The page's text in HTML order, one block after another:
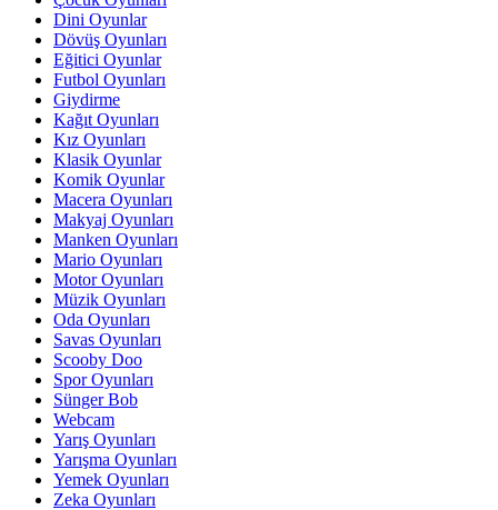
Dini Oyunlar
Dövüş Oyunları
Eğitici Oyunlar
Futbol Oyunları
Giydirme
Kağıt Oyunları
Kız Oyunları
Klasik Oyunlar
Komik Oyunlar
Macera Oyunları
Makyaj Oyunları
Manken Oyunları
Mario Oyunları
Motor Oyunları
Müzik Oyunları
Oda Oyunları
Savas Oyunları
Scooby Doo
Spor Oyunları
Sünger Bob
Webcam
Yarış Oyunları
Yarışma Oyunları
Yemek Oyunları
Zeka Oyunları